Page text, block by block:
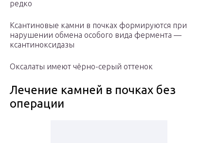
редко
Ксантиновые камни в почках формируются при
нарушении обмена особого вида фермента —
ксантиноксидазы
Оксалаты имеют чёрно-серый оттенок
Лечение камней в почках без
операции